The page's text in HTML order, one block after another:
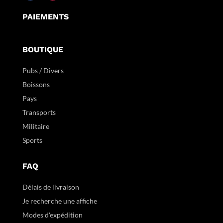
PAIEMENTS
BOUTIQUE
Pubs / Divers
Boissons
Pays
Transports
Militaire
Sports
FAQ
Délais de livraison
Je recherche une affiche
Modes d'expédition